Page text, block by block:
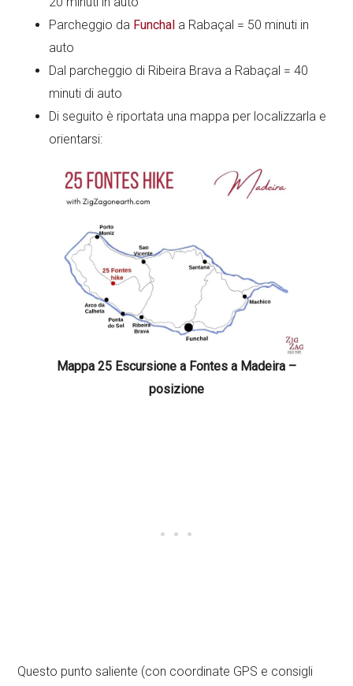
Parcheggio da Funchal a Rabaçal = 50 minuti in
auto
Dal parcheggio di Ribeira Brava a Rabaçal = 40
minuti di auto
Di seguito è riportata una mappa per localizzarla e
orientarsi:
Mappa 25 Escursione a Fontes a Madeira –
posizione
Questo punto saliente (con coordinate GPS e consigli